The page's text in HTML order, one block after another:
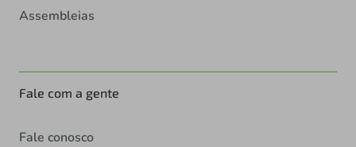
Assembleias
Fale com a gente
Fale conosco